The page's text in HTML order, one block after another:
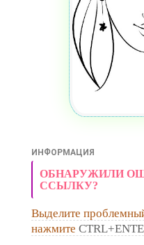
ИНФОРМАЦИЯ
ОБНАРУЖИЛИ
ССЫЛКУ?
Выделите
нажмите